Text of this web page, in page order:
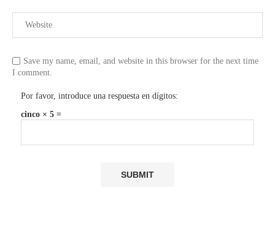
Save my name, email, and website in this browser for the next time
I comment.
Por favor, introduce una respuesta en dígitos:
cinco × 5 =